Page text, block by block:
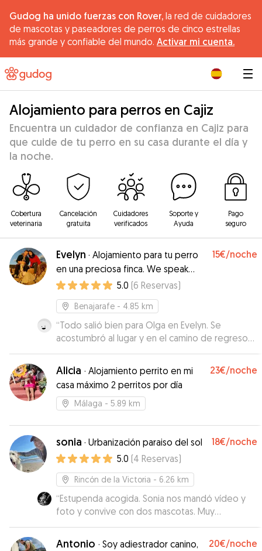
Gudog ha unido fuerzas con Rover, la red de cuidadores
de mascotas y paseadores de perros de cinco estrellas
más grande y confiable del mundo. Activar mi cuenta.
Alojamiento para perros en Cajiz
Encuentra un cuidador de confianza en Cajiz para
que cuide de tu perro en su casa durante el día y
la noche.
Cobertura
veterinaria
Cancelación
gratuita
Cuidadores
verificados
Soporte y
Ayuda
Pago
seguro
Evelyn · Alojamiento para tu perro
en una preciosa finca. We speak
English. Wir sprechen Deutsch.
15€/noche
5.0 (6 Reservas)
Benajarafe - 4.85 km
“Todo salió bien para Olga en Evelyn. Se
acostumbró al lugar y en el camino de regreso
estaba muy tranquila.”
Alicia · Alojamiento perrito en mi
casa máximo 2 perritos por día
23€/noche
Málaga - 5.89 km
sonia · Urbanización paraiso del sol 18€/noche
5.0 (4 Reservas)
Rincón de la Victoria - 6.26 km
“Estupenda acogida. Sonia nos mandó vídeo y
foto y convive con dos mascotas. Muy
agradecidos.”
Antonio · Soy adiestrador canino,
20€/noche